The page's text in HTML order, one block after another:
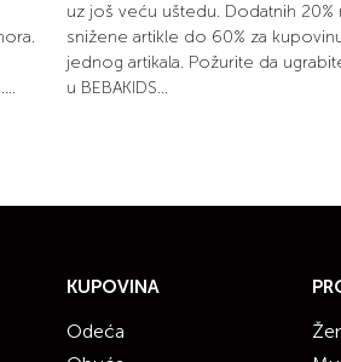
uz još veću uštedu. Dodatnih 20%
snižene artikle do 60% za
jednog artikala. Požurite da
u BEBAKIDS...
KUPOVINA
Odeća